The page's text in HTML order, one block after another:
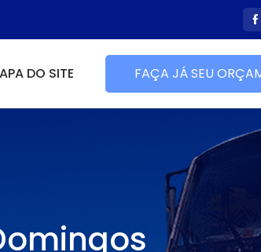
DO SITE FAÇA JÁ SEU